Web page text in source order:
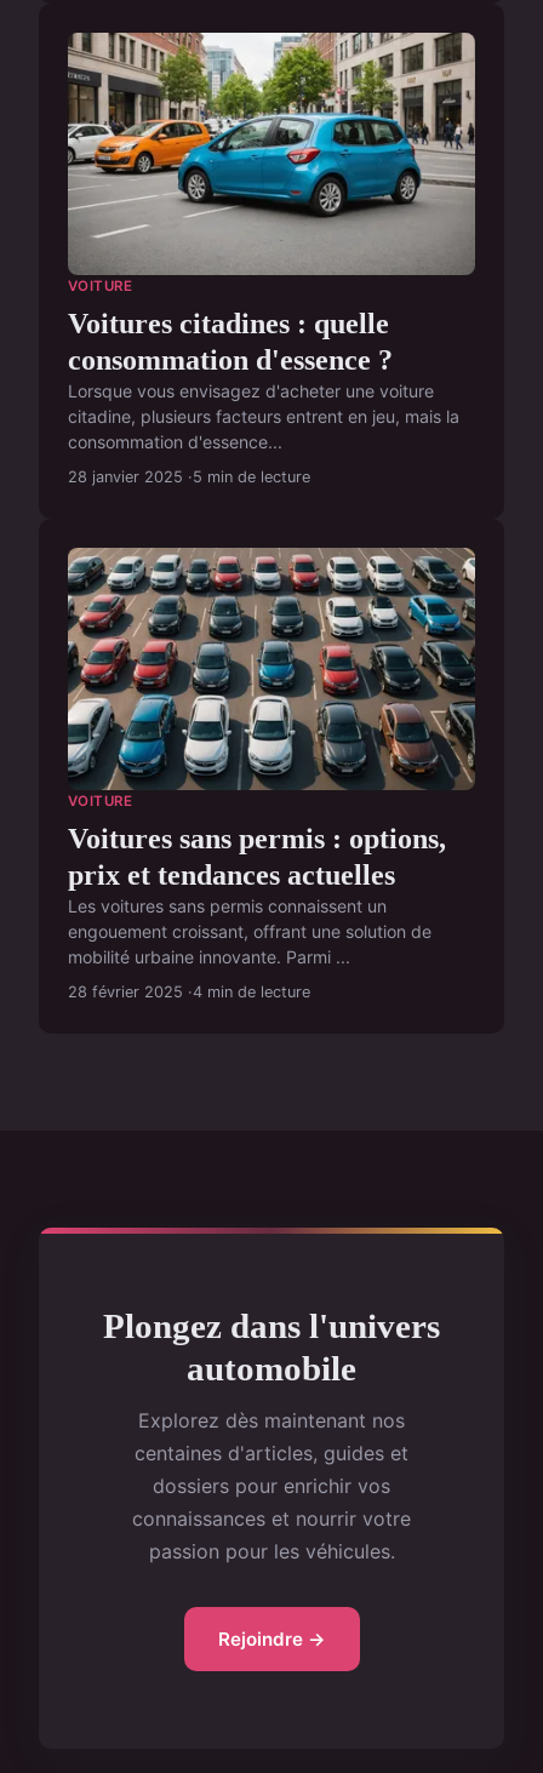
VOITURE
Voitures citadines : quelle
consommation d'essence ?
Lorsque vous envisagez d'acheter une voiture
citadine, plusieurs facteurs entrent en jeu, mais la
consommation d'essence...
28 janvier 2025 5 min de lecture
VOITURE
Voitures sans permis : options,
prix et tendances actuelles
Les voitures sans permis connaissent un
engouement croissant, offrant une solution de
mobilité urbaine innovante. Parmi ...
28 février 2025 4 min de lecture
Plongez dans l'univers
automobile
Explorez dès maintenant nos
centaines d'articles, guides et
dossiers pour enrichir vos
connaissances et nourrir votre
passion pour les véhicules.
Rejoindre →